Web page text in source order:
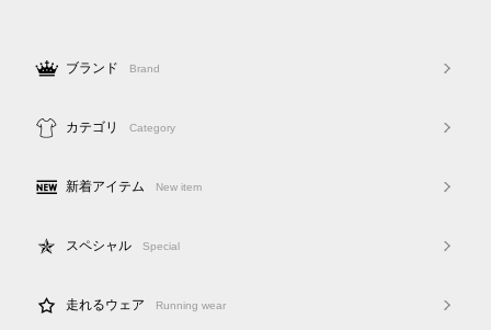
ブランド Brand
カテゴリ Category
新着アイテム New item
スペシャル Special
走れるウェア Running wear